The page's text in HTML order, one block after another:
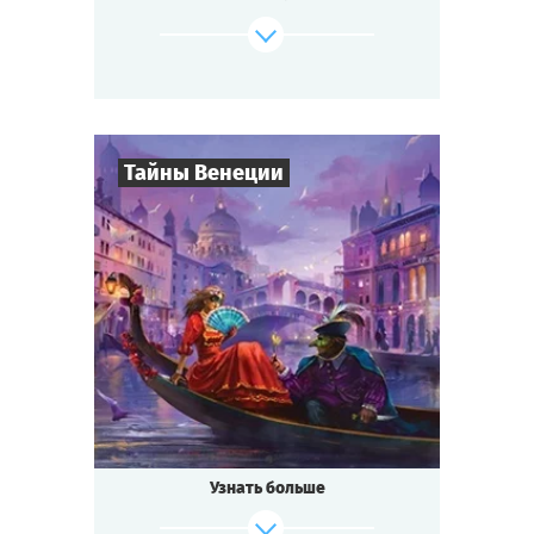
Будь готов к приключениям, если ты...
где-то на Диком Западе!
Cыграть Смотреть сценарий
Тайны Венеции
Игроков 8-
Время игры 2-3 ч.
Тематика Интриги
Тип квеста Квестория
Кто не слышал о знаменитом
Венецианском бале?
Ночь расцвечена фейерверками, играют
Узнать больше